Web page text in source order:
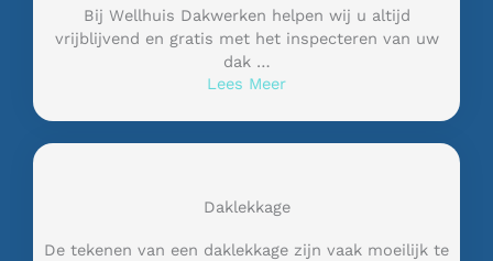
Bij Wellhuis Dakwerken helpen wij u altijd
vrijblijvend en gratis met het inspecteren van uw
dak …
Lees Meer
Daklekkage
De tekenen van een daklekkage zijn vaak moeilijk te